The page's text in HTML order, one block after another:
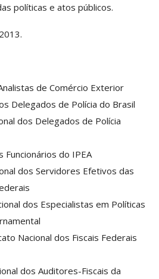
políticas e atos públicos.
de Comércio Exterior
Delegados de Polícia do Brasil
dos Delegados de Polícia
Funcionários do IPEA
dos Servidores Efetivos das
dos Especialistas em Políticas
Nacional dos Fiscais Federais
dos Auditores-Fiscais da